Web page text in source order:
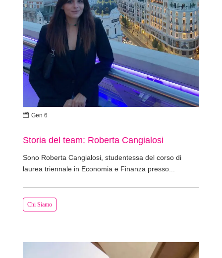
Chi Siamo
Storia del team: Roberta Cangialosi
Sono Roberta Cangialosi, studentessa del corso di
laurea triennale in Economia e Finanza presso...
 Gen 6